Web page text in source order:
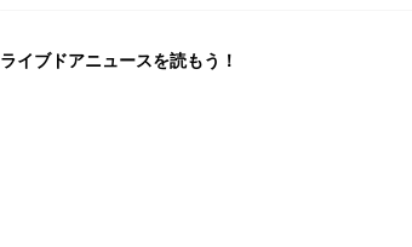
ライブドアニュースを読もう！